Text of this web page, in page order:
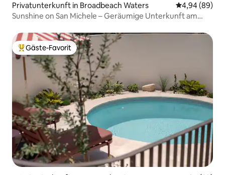
Privatunterkunft in Broadbeach Waters
4,94 (89)
Sunshine on San Michele – Geräumige Unterkunft am
Beliebter Gäste-Favorit.
Gäste-Favorit